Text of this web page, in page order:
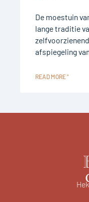
De moestuin
lange traditie
afspiegeling
READ MORE "